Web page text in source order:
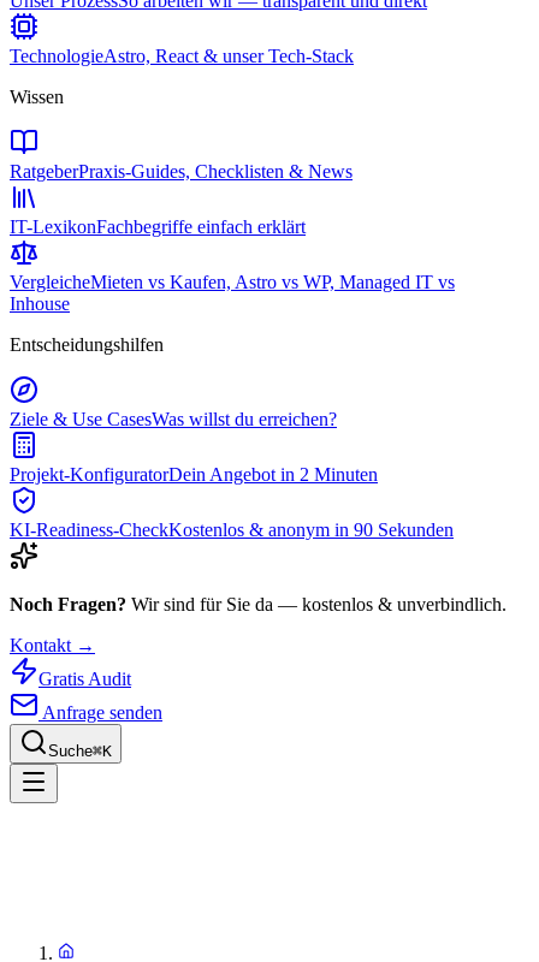
TechnologieAstro, React & unser Tech-Stack
Wissen
RatgeberPraxis-Guides, Checklisten & News
IT-LexikonFachbegriffe einfach erklärt
VergleicheMieten vs Kaufen, Astro vs WP, Managed IT vs
Inhouse
Entscheidungshilfen
Ziele & Use CasesWas willst du erreichen?
Projekt-KonfiguratorDein Angebot in 2 Minuten
KI-Readiness-CheckKostenlos & anonym in 90 Sekunden
Noch Fragen? Wir sind für Sie da — kostenlos & unverbindlich.
Kontakt →
Gratis Audit
Anfrage senden
Suche⌘K